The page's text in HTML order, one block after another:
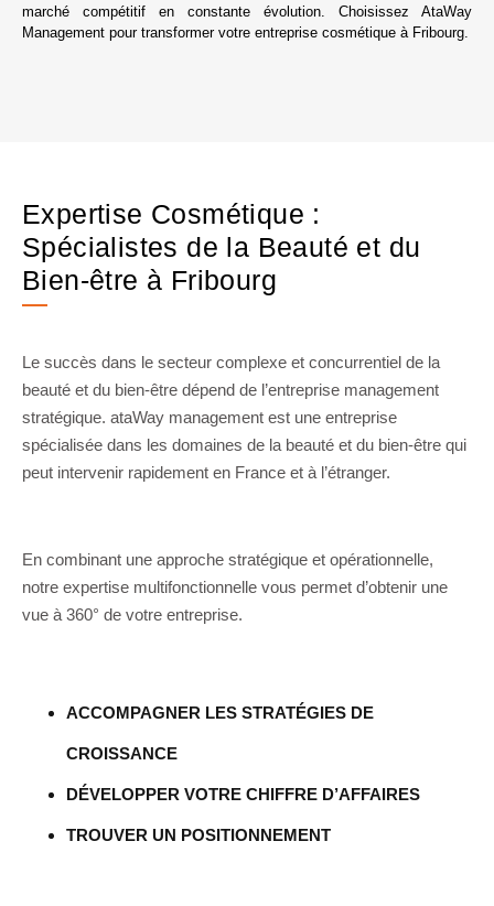
marché compétitif en constante évolution. Choisissez AtaWay
Management pour transformer votre entreprise cosmétique à Fribourg.
Expertise Cosmétique :
Spécialistes de la Beauté et du
Bien-être à Fribourg
Le succès dans le secteur complexe et concurrentiel de la
beauté et du bien-être dépend de l’entreprise management
stratégique. ataWay management est une entreprise
spécialisée dans les domaines de la beauté et du bien-être qui
peut intervenir rapidement en France et à l’étranger.
En combinant une approche stratégique et opérationnelle,
notre expertise multifonctionnelle vous permet d’obtenir une
vue à 360° de votre entreprise.
ACCOMPAGNER LES STRATÉGIES DE
CROISSANCE
DÉVELOPPER VOTRE CHIFFRE D’AFFAIRES
TROUVER UN POSITIONNEMENT